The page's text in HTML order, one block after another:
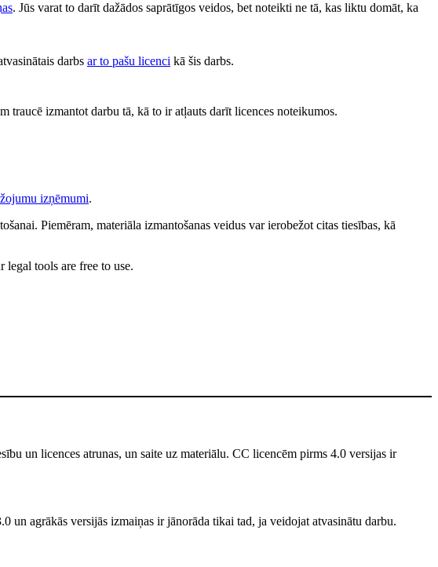
. Jūs varat to darīt dažādos saprātīgos veidos, bet noteikti ne tā, kas liktu domāt, ka
darbs ar to pašu licenci kā šis darbs.
traucē izmantot darbu tā, kā to ir atļauts darīt licences noteikumos.
izņēmumi.
Piemēram, materiāla izmantošanas veidus var ierobežot citas tiesības, kā
tools are free to use.
un licences atrunas, un saite uz materiālu. CC licencēm pirms 4.0 versijas ir
agrākās versijās izmaiņas ir jānorāda tikai tad, ja veidojat atvasinātu darbu.